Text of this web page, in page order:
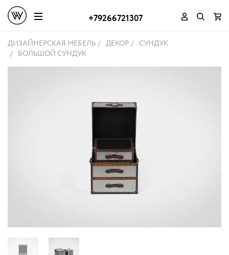
+79266721307
ДИЗАЙНЕРСКАЯ МЕБЕЛЬ ДЕКОР
СУНДУК
БОЛЬШОЙ СУНДУК